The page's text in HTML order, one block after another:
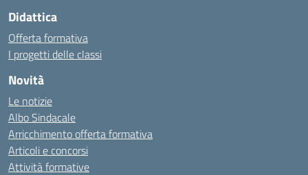
Didattica
Offerta formativa
I progetti delle classi
Novità
Le notizie
Albo Sindacale
Arricchimento offerta formativa
Articoli e concorsi
Attività formative